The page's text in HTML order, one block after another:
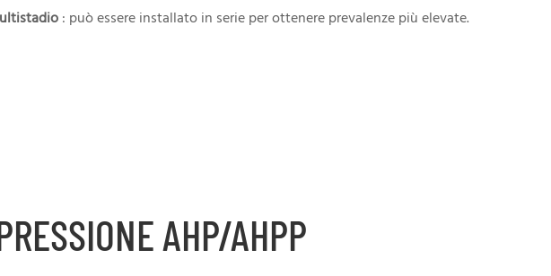
: può essere installato in serie per ottenere prevalenze più elevate.
AHP/AHPP